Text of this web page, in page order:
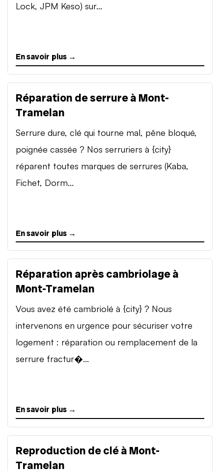
Lock, JPM Keso) sur...
En savoir plus →
Réparation de serrure à Mont-
Tramelan
Serrure dure, clé qui tourne mal, pêne bloqué,
poignée cassée ? Nos serruriers à {city}
réparent toutes marques de serrures (Kaba,
Fichet, Dorm...
En savoir plus →
Réparation après cambriolage à
Mont-Tramelan
Vous avez été cambriolé à {city} ? Nous
intervenons en urgence pour sécuriser votre
logement : réparation ou remplacement de la
serrure fractur�...
En savoir plus →
Reproduction de clé à Mont-
Tramelan